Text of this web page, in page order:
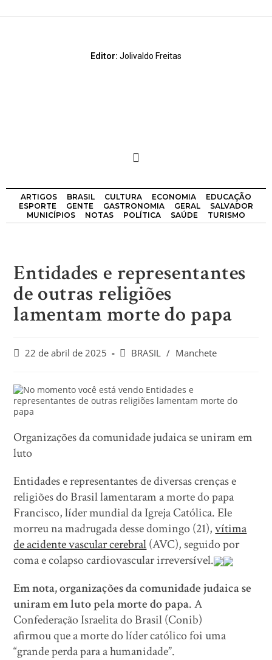
Editor: Jolivaldo Freitas
ARTIGOS BRASIL CULTURA ECONOMIA
EDUCAÇÃO
ESPORTE
GENTE GASTRONOMIA GERAL
SALVADOR
MUNICÍPIOS
NOTAS POLÍTICA SAÚDE TURISMO
Entidades e representantes
de outras religiões
lamentam morte do papa
22 de abril de 2025 BRASIL / Manchete
Organizações da comunidade judaica se uniram em
luto
Entidades e representantes de diversas crenças e
religiões do Brasil lamentaram a morte do papa
Francisco, líder mundial da Igreja Católica. Ele
morreu na madrugada desse domingo (21),vítima
de acidente vascular cerebral(AVC), seguido por
coma e colapso cardiovascular irreversível.
Em nota, organizações da comunidade judaica se
uniram em luto pela morte do papa. A
Confederação Israelita do Brasil (Conib)
afirmou que a morte do líder católico foi uma
“grande perda para a humanidade”.